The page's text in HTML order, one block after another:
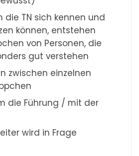
die TN sich kennen und
können, entstehen
von Personen, die
gut verstehen
zwischen einzelnen
die Führung / mit der
wird in Frage